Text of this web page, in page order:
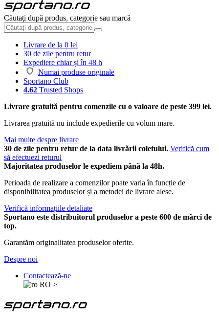
Căutați după produs, categorie sau marcă
Livrare de la 0 lei
30 de zile pentru retur
Expediere chiar și în 48 h
Numai produse originale
Sportano Club
4.62 Trusted Shops
Livrare gratuită pentru comenzile cu o valoare de peste 399 lei.
Livrarea gratuită nu include expedierile cu volum mare.
Mai multe despre livrare
30 de zile pentru retur de la data livrării coletului. Verifică cum
să efectuezi returul
Majoritatea produselor le expediem până la 48h.
Perioada de realizare a comenzilor poate varia în funcție de
disponibilitatea produselor și a metodei de livrare alese.
Verifică informațiile detaliate
Sportano este distribuitorul produselor a peste 600 de mărci de
top.
Garantăm originalitatea produselor oferite.
Despre noi
Contactează-ne
RO >